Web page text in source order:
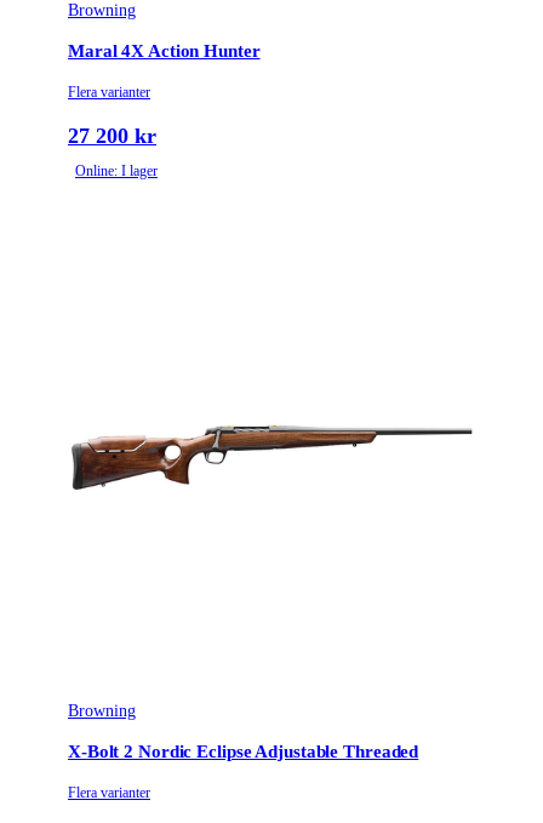
Browning
Maral 4X Action Hunter
Flera varianter
27 200 kr
Online: I lager
Browning
X-Bolt 2 Nordic Eclipse Adjustable Threaded
Flera varianter